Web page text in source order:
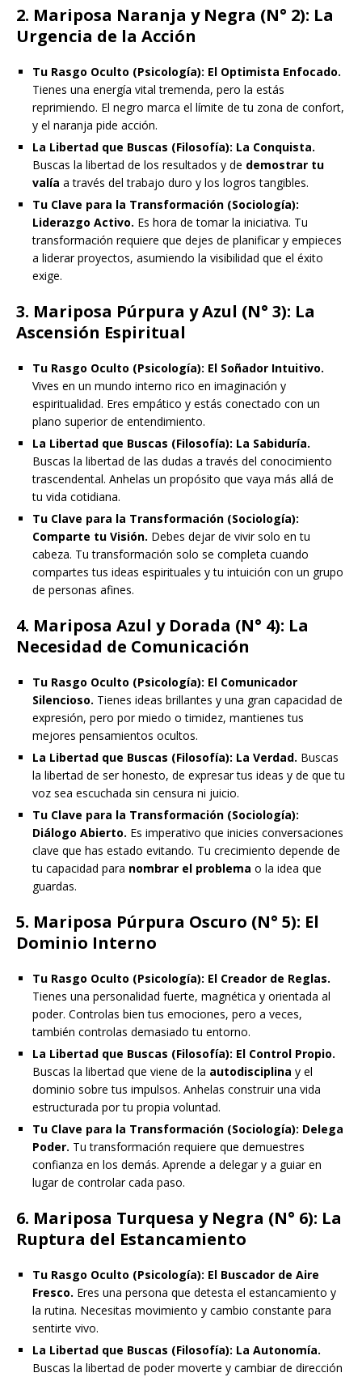
2. Mariposa Naranja y Negra (N° 2): La
Urgencia de la Acción
Tu Rasgo Oculto (Psicología): El Optimista Enfocado.
Tienes una energía vital tremenda, pero la estás
reprimiendo. El negro marca el límite de tu zona de confort,
y el naranja pide acción.
La Libertad que Buscas (Filosofía): La Conquista.
Buscas la libertad de los resultados y de demostrar tu
valía a través del trabajo duro y los logros tangibles.
Tu Clave para la Transformación (Sociología):
Liderazgo Activo. Es hora de tomar la iniciativa. Tu
transformación requiere que dejes de planificar y empieces
a liderar proyectos, asumiendo la visibilidad que el éxito
exige.
3. Mariposa Púrpura y Azul (N° 3): La
Ascensión Espiritual
Tu Rasgo Oculto (Psicología): El Soñador Intuitivo.
Vives en un mundo interno rico en imaginación y
espiritualidad. Eres empático y estás conectado con un
plano superior de entendimiento.
La Libertad que Buscas (Filosofía): La Sabiduría.
Buscas la libertad de las dudas a través del conocimiento
trascendental. Anhelas un propósito que vaya más allá de
tu vida cotidiana.
Tu Clave para la Transformación (Sociología):
Comparte tu Visión. Debes dejar de vivir solo en tu
cabeza. Tu transformación solo se completa cuando
compartes tus ideas espirituales y tu intuición con un grupo
de personas afines.
4. Mariposa Azul y Dorada (N° 4): La
Necesidad de Comunicación
Tu Rasgo Oculto (Psicología): El Comunicador
Silencioso. Tienes ideas brillantes y una gran capacidad de
expresión, pero por miedo o timidez, mantienes tus
mejores pensamientos ocultos.
La Libertad que Buscas (Filosofía): La Verdad. Buscas
la libertad de ser honesto, de expresar tus ideas y de que tu
voz sea escuchada sin censura ni juicio.
Tu Clave para la Transformación (Sociología):
Diálogo Abierto. Es imperativo que inicies conversaciones
clave que has estado evitando. Tu crecimiento depende de
tu capacidad para nombrar el problema o la idea que
guardas.
5. Mariposa Púrpura Oscuro (N° 5): El
Dominio Interno
Tu Rasgo Oculto (Psicología): El Creador de Reglas.
Tienes una personalidad fuerte, magnética y orientada al
poder. Controlas bien tus emociones, pero a veces,
también controlas demasiado tu entorno.
La Libertad que Buscas (Filosofía): El Control Propio.
Buscas la libertad que viene de la autodisciplina y el
dominio sobre tus impulsos. Anhelas construir una vida
estructurada por tu propia voluntad.
Tu Clave para la Transformación (Sociología): Delega
Poder. Tu transformación requiere que demuestres
confianza en los demás. Aprende a delegar y a guiar en
lugar de controlar cada paso.
6. Mariposa Turquesa y Negra (N° 6): La
Ruptura del Estancamiento
Tu Rasgo Oculto (Psicología): El Buscador de Aire
Fresco. Eres una persona que detesta el estancamiento y
la rutina. Necesitas movimiento y cambio constante para
sentirte vivo.
La Libertad que Buscas (Filosofía): La Autonomía.
Buscas la libertad de poder moverte y cambiar de dirección